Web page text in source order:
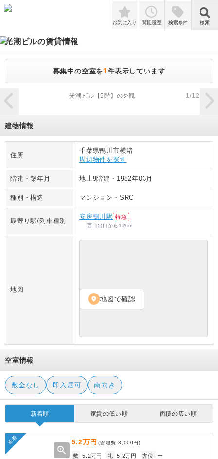
検索
お気に入り 閲覧履歴 検索条件 検索
光潮ビルの賃貸情報
募集中の空室を1件表示しています
zoom_in
光潮ビル【5階】の外観 1/12
建物情報
住所
千葉県鴨川市横渚
周辺物件を探す
階建・築年月 地上9階建 ・ 1982年03月
種別・構造 マンション ・ SRC
最寄り駅/列車種別
安房鴨川駅 特急
西口出口から 126m
地図
location_on 地図で確認
空室情報
敷金なし 即入居可 南向き
新着順 家賃の低い順 面積の広い順
新着
zoom_in
5.2万円 (管理費3,000円)
敷 5.2万円 礼 5.2万円 方位 ー